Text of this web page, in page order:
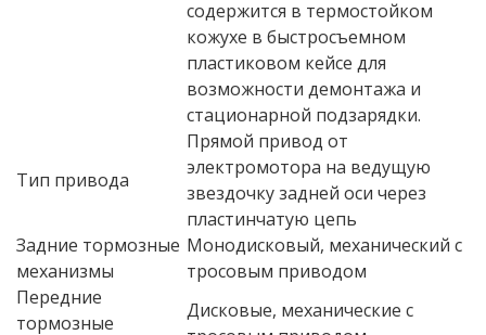
содержится в термостойком
кожухе в быстросъемном
пластиковом кейсе для
возможности демонтажа и
стационарной подзарядки.
Тип привода
Прямой привод от
электромотора на ведущую
звездочку задней оси через
пластинчатую цепь
Задние тормозные
механизмы
Монодисковый, механический с
тросовым приводом
Передние
тормозные
Дисковые, механические с